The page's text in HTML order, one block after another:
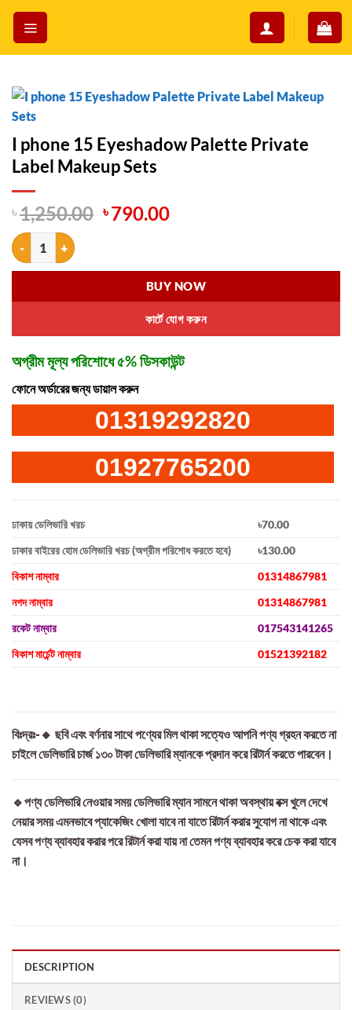
Skip
content
I phone 15 Eyeshadow Palette Private
Label Makeup Sets
৳1,250.00 Original
৳ 1,250.00.
৳790.00Current
৳ 790.00.
I phone 15 Eyeshadow Palette Private Label Makeup Sets quantity
কার্টে যোগ করুন
BUY NOW
অগ্রীম মূল্য পরিশোধে ৫% ডিসকাউন্ট
ফোনে অর্ডারের জন্য ডায়াল করুন
01319292820
01927765200
ঢাকায় ডেলিভারি খরচ
৳70.00
ঢাকার বাইরের হোম ডেলিভারি খরচ (অগ্রীম পরিশোধ করতে হবে)
৳130.00
বিকাশ নাম্বার
01314867981
নগদ নাম্বার
01314867981
রকেট নাম্বার
017543141265
বিকাশ মার্চেন্ট নাম্বার
01521392182
বিঃদ্রঃ-🔸 ছবি এবং বর্ণনার সাথে পণ্যের মিল থাকা সত্যেও আপনি পণ্য গ্রহন করতে না
চাইলে ডেলিভারি চার্জ ১৩০ টাকা ডেলিভারি ম্যানকে প্রদান করে রিটার্ন করতে পারবেন।
🔹পণ্য ডেলিভারি নেওয়ার সময় ডেলিভারি ম্যান সামনে থাকা অবস্থায় বক্স খুলে দেখে
নেয়ার সময় এমনভাবে প্যাকেজিং খোলা যাবে না যাতে রিটার্ন করার সুযোগ না থাকে এবং
যেসব পণ্য ব্যাবহার করার পরে রিটার্ন করা যায় না তেমন পণ্য ব্যাবহার করে চেক করা যাবে
না।
DESCRIPTION
REVIEWS (0)